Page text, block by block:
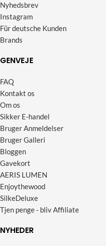
Nyhedsbrev
Instagram
Für deutsche Kunden
Brands
GENVEJE
FAQ
Kontakt os
Om os
Sikker E-handel
Bruger Anmeldelser
Bruger Galleri
Bloggen
Gavekort
AERIS LUMEN
Enjoythewood
SilkeDeluxe
Tjen penge - bliv Affiliate
NYHEDER